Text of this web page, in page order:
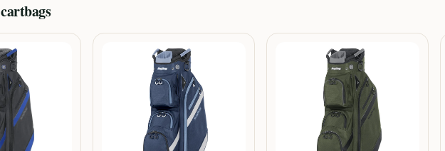
cartbags